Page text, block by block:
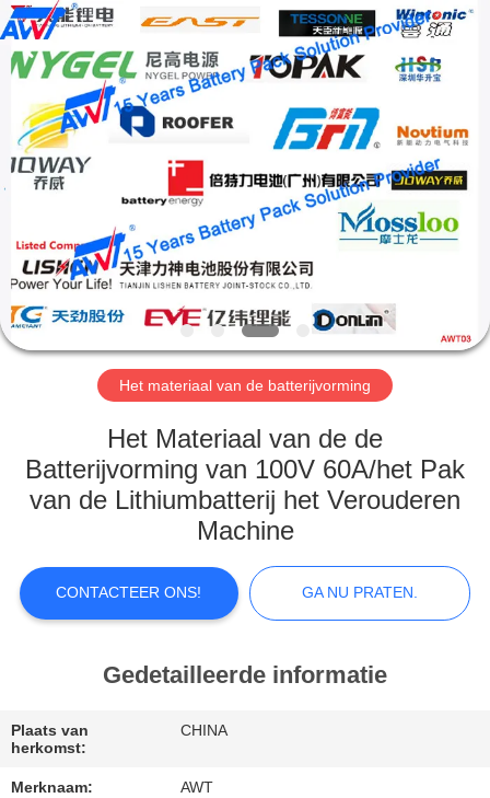
THUIS
PRODUCTEN
OVER
ONS
RONDLEIDING
FABRIEK
KWALITEITSCONTROLE
NEEM
OP
Supo
(Xiamen)
Intelligent
Equipment
Co.,Ltd.
All
Reserved.
Het materiaal van de batterijvorming
Het Materiaal van de de
Batterijvorming van 100V 60A/het Pak
van de Lithiumbatterij het Verouderen
Machine
CONTACTEER ONS! GA NU PRATEN.
Gedetailleerde informatie
Plaats van
herkomst:
CHINA
Merknaam: AWT